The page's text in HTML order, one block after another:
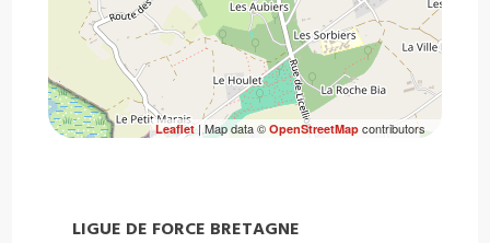
Leaflet| Map data © OpenStreetMapcontributors
LIGUE DE FORCE BRETAGNE